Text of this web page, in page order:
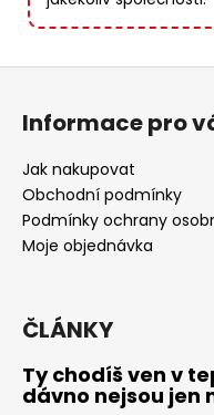
Informace pro
Jak nakupovat
Obchodní podmínky
Podmínky ochrany
Moje objednávka
ČLÁNKY
Ty chodíš ven v
dávno nejsou jen